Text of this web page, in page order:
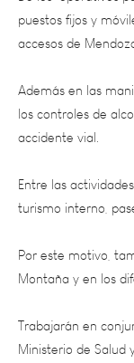
Además en las
los controles de
accidente vial.
Entre las
turismo interno,
Por este motivo,
Montaña y en los
Trabajarán en
Ministerio de